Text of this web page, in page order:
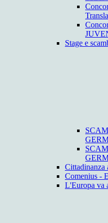
Stage e
Cittadinanza
Comenius -
L'Europa va